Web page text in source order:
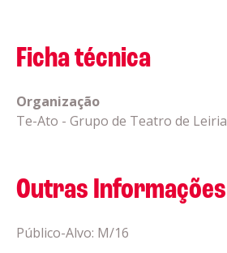
Ficha técnica
Organização
Te-Ato - Grupo de Teatro de Leiria
Outras Informações
Público-Alvo: M/16